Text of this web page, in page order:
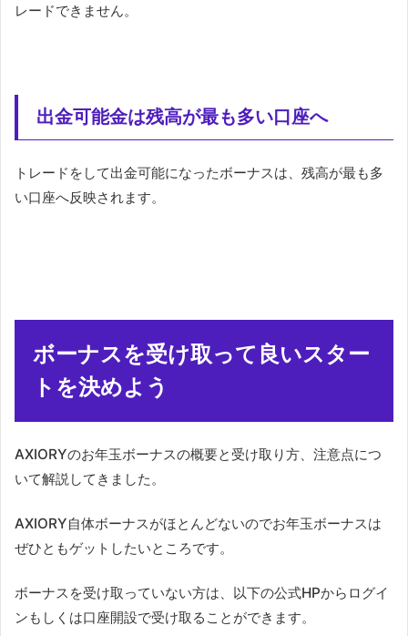
レードできません。
出金可能金は残高が最も多い口座へ
トレードをして出金可能になったボーナスは、残高が最も多
い口座へ反映されます。
ボーナスを受け取って良いスター
トを決めよう
AXIORYのお年玉ボーナスの概要と受け取り方、注意点につ
いて解説してきました。
AXIORY自体ボーナスがほとんどないのでお年玉ボーナスは
ぜひともゲットしたいところです。
ボーナスを受け取っていない方は、以下の公式HPからログイ
ンもしくは口座開設で受け取ることができます。